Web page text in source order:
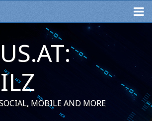
MOBILE AND MORE